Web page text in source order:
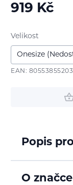
919 Kč
Velikost
EAN:
Popis
O značce